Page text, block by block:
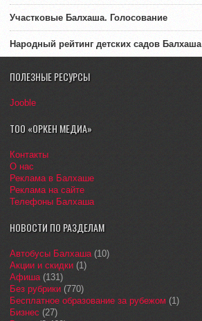
Участковые Балхаша. Голосование
Народный рейтинг детских садов Балхаша
ПОЛЕЗНЫЕ РЕСУРСЫ
Jooble
ТОО «ОРКЕН МЕДИА»
Контакты
О нас
Реклама в Балхаше
Реклама на сайте
Телефоны Балхаша
НОВОСТИ ПО РАЗДЕЛАМ
Автобусы Балхаша(10)
Акции и скидки (1)
Афиша(131)
Без рубрики (770)
Бесплатное образование за рубежом (1)
Бизнес (27)